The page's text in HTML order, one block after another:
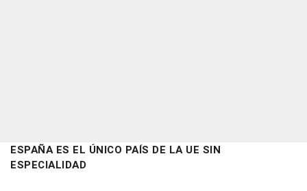
ESPAÑA ES EL ÚNICO PAÍS DE LA UE SIN
ESPECIALIDAD